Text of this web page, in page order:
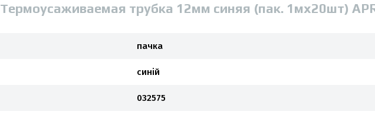
Термоусаживаемая трубка 12мм синяя (пак. 1мx20шт)
пачка
синій
032575